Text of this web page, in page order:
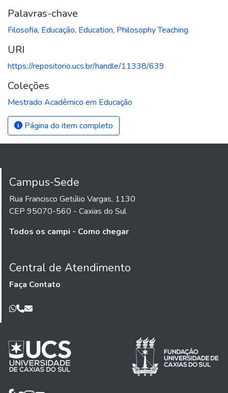
Palavras-chave
Filosofia, Educação, Education, Philosophy Teaching
URI
https://repositorio.ucs.br/handle/11338/639
Coleções
Mestrado Acadêmico em Educação
Página do item completo
Campus-Sede
Rua Francisco Getúlio Vargas, 1130
CEP 95070-560 - Caxias do Sul
Todos os campi - Como chegar
Central de Atendimento
Faça Contato